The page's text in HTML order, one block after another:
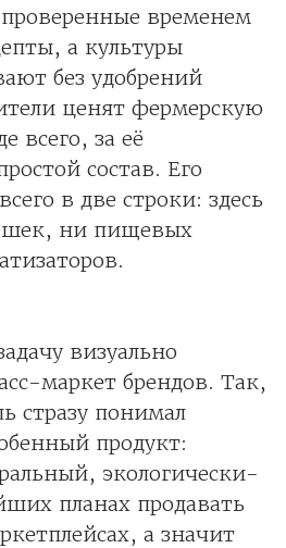
временем
а культуры
без удобрений
ценят фермерскую
всего, за её
состав. Его
в две строки: здесь
ни пищевых
визуально
маркет брендов. Так,
стразу понимал
продукт:
экологически-
планах продавать
а значит